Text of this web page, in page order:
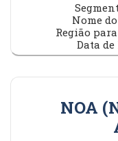
Nome
Região para
Data de
NOA